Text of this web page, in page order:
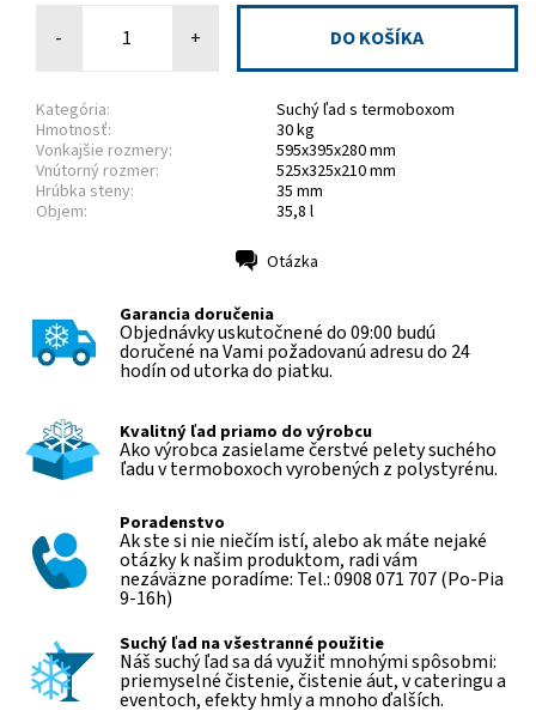
- +
Kategória:
Suchý ľad s termoboxom
Hmotnosť:
30 kg
Vonkajšie rozmery:
595x395x280 mm
Vnútorný rozmer:
525x325x210 mm
Hrúbka steny:
35 mm
Objem:
35,8 l
Otázka
Garancia doručenia
Objednávky uskutočnené do 09:00 budú
doručené na Vami požadovanú adresu do 24
hodín od utorka do piatku.
Kvalitný ľad priamo do výrobcu
Ako výrobca zasielame čerstvé pelety suchého
ľadu v termoboxoch vyrobených z polystyrénu.
Poradenstvo
Ak ste si nie niečím istí, alebo ak máte nejaké
otázky k našim produktom, radi vám
nezáväzne poradíme: Tel.: 0908 071 707 (Po-Pia
9-16h)
Suchý ľad na všestranné použitie
Náš suchý ľad sa dá využiť mnohými spôsobmi:
priemyselné čistenie, čistenie áut, v cateringu a
eventoch, efekty hmly a mnoho ďalších.